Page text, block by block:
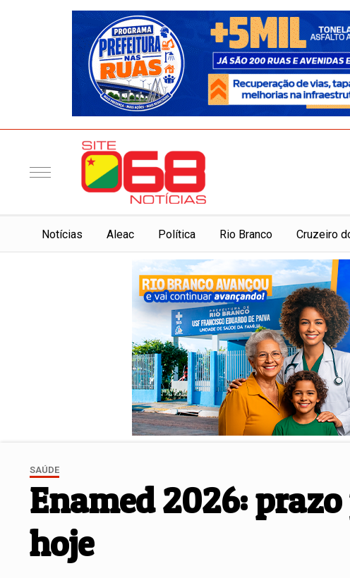
Notí­cias Aleac Política Rio Branco Cruzeiro
SAÚDE
Enamed 2026:
hoje